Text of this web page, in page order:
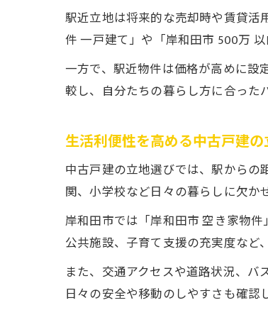
駅近立地は将来的な売却時や賃貸活
件 一戸建て」や「岸和田市 500万
一方で、駅近物件は価格が高めに設
較し、自分たちの暮らし方に合った
生活利便性を高める中古戸建
中古戸建の立地選びでは、駅から
関、小学校など日々の暮らしに欠か
岸和田市では「岸和田市 空き家物
公共施設、子育て支援の充実度など
また、交通アクセスや道路状況、バ
日々の安全や移動のしやすさも確認